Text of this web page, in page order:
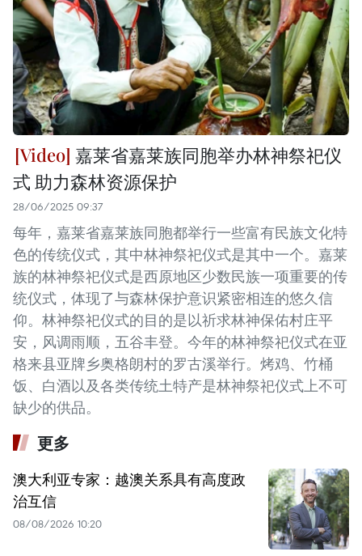
嘉莱省嘉莱族同胞举办林神祭祀仪
式 助力森林资源保护
28/06/2025 09:37
每年，嘉莱省嘉莱族同胞都举行一些富有民族文化特
色的传统仪式，其中林神祭祀仪式是其中一个。嘉莱
族的林神祭祀仪式是西原地区少数民族一项重要的传
统仪式，体现了与森林保护意识紧密相连的悠久信
仰。林神祭祀仪式的目的是以祈求林神保佑村庄平
安，风调雨顺，五谷丰登。今年的林神祭祀仪式在亚
格来县亚牌乡奥格朗村的罗古溪举行。烤鸡、竹桶
饭、白酒以及各类传统土特产是林神祭祀仪式上不可
缺少的供品。
更多
澳大利亚专家：越澳关系具有高度政
治互信
08/08/2026 10:20